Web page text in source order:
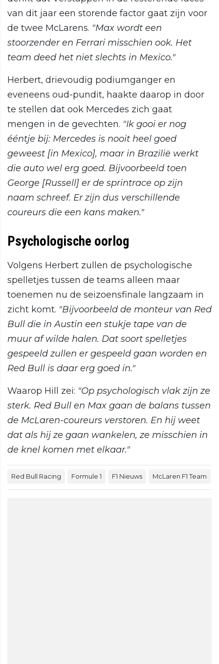
van dit jaar een storende factor gaat zijn voor
de twee McLarens. "Max wordt een
stoorzender en Ferrari misschien ook. Het
team deed het niet slechts in Mexico."
Herbert, drievoudig podiumganger en
eveneens oud-pundit, haakte daarop in door
te stellen dat ook Mercedes zich gaat
mengen in de gevechten. "Ik gooi er nog
ééntje bij: Mercedes is nooit heel goed
geweest [in Mexico], maar in Brazilië werkt
die auto wel erg goed. Bijvoorbeeld toen
George [Russell] er de sprintrace op zijn
naam schreef. Er zijn dus verschillende
coureurs die een kans maken."
Psychologische oorlog
Volgens Herbert zullen de psychologische
spelletjes tussen de teams alleen maar
toenemen nu de seizoensfinale langzaam in
zicht komt. "Bijvoorbeeld de monteur van Red
Bull die in Austin een stukje tape van de
muur af wilde halen. Dat soort spelletjes
gespeeld zullen er gespeeld gaan worden en
Red Bull is daar erg goed in."
Waarop Hill zei: "Op psychologisch vlak zijn ze
sterk. Red Bull en Max gaan de balans tussen
de McLaren-coureurs verstoren. En hij weet
dat als hij ze gaan wankelen, ze misschien in
de knel komen met elkaar."
Red Bull Racing Formule 1 F1 Nieuws McLaren F1 Team